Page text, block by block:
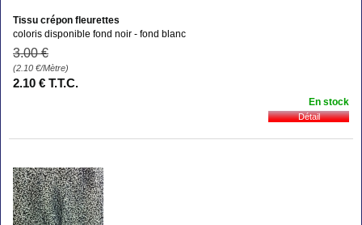
Tissu crépon fleurettes
coloris disponible fond noir - fond blanc
3.00 €
(2.10 €/Mètre)
2.10 € T.T.C.
En stock